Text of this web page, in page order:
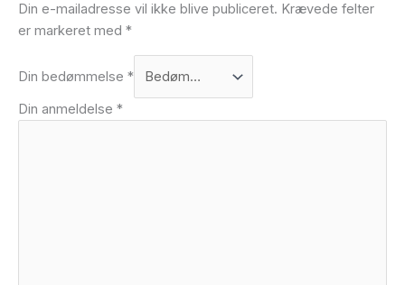
Din e-mailadresse vil ikke blive publiceret. Krævede felter
er markeret med *
Din bedømmelse *
Din anmeldelse *